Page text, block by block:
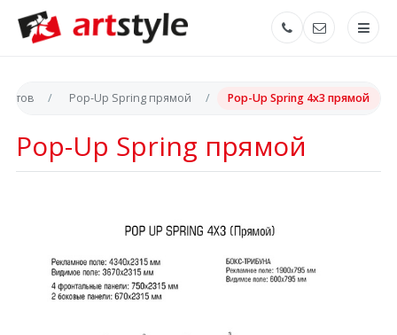
Pop-Up Spring прямой Pop-Up Spring 4x3 прямой
Pop-Up Spring прямой